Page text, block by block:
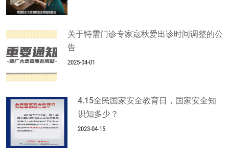
关于特需门诊专家寇秋爱出诊时间调整的公
告
2025-04-01
4.15全民国家安全教育日，国家安全知
识知多少？
2023-04-15